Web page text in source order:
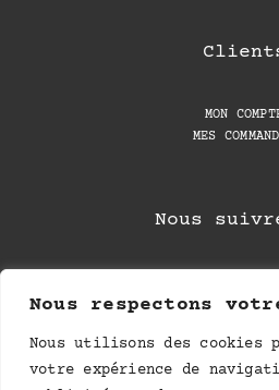
Nous respectons
Nous utilisons des cookies
votre expérience de
MON
MES
Nous